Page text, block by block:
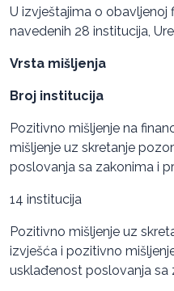
U izvještajima o obavljenoj
navedenih 28 institucija,
Vrsta mišljenja
Broj institucija
Pozitivno mišljenje na
mišljenje uz skretanje
poslovanja sa zakonima i
14 institucija
Pozitivno mišljenje uz
izvješća i pozitivno
usklađenost poslovanja sa